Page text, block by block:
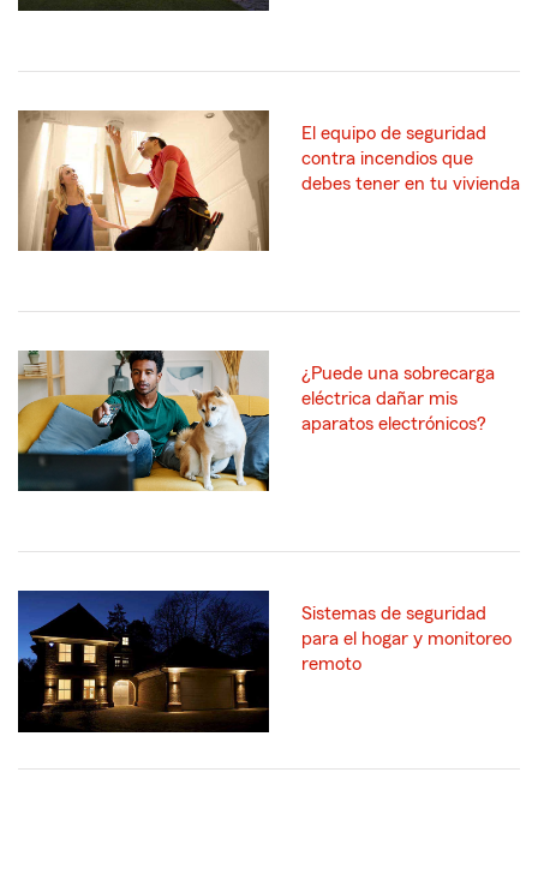
El equipo de seguridad
contra incendios que
debes tener en tu vivienda
¿Puede una sobrecarga
eléctrica dañar mis
aparatos electrónicos?
Sistemas de seguridad
para el hogar y monitoreo
remoto